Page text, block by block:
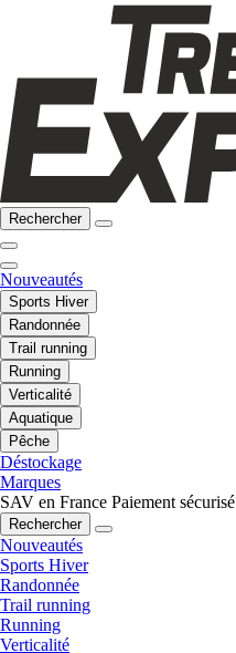
Rechercher
Nouveautés
Sports Hiver
Randonnée
Trail running
Running
Verticalité
Aquatique
Pêche
Déstockage
Marques
SAV en France Paiement sécurisé
Rechercher
Nouveautés
Sports Hiver
Randonnée
Trail running
Running
Verticalité